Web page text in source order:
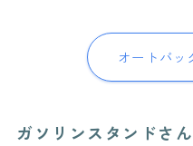
オートバッ
ガソリンスタンドさん